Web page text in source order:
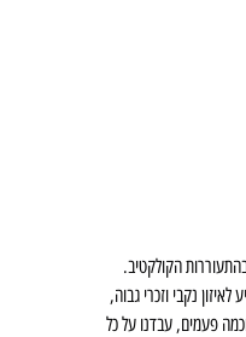
הקולקטיב.
נקבי וזכרי גבוה,
פעמים, עבדנו על כל